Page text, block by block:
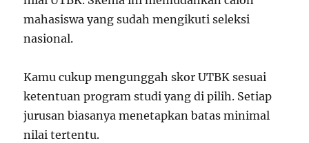
mahasiswa yang sudah mengikuti seleksi
nasional.
Kamu cukup mengunggah skor UTBK sesuai
ketentuan program studi yang di pilih. Setiap
jurusan biasanya menetapkan batas minimal
nilai tertentu.